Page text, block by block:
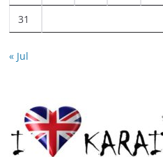
31
« Jul